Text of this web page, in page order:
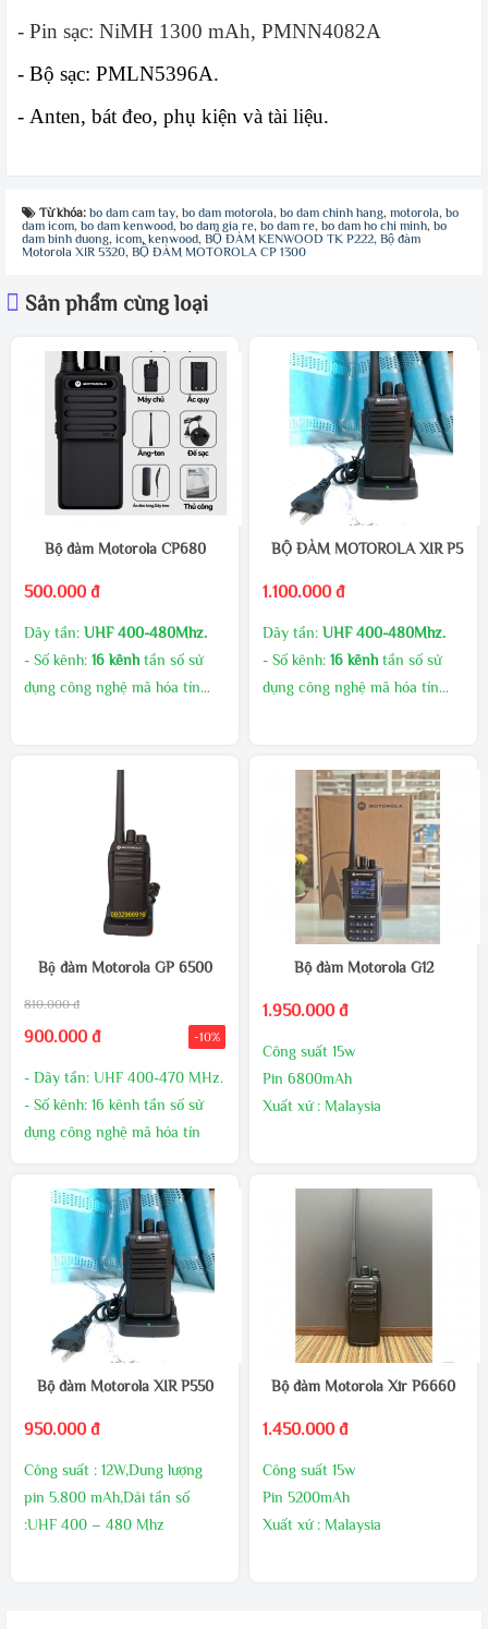
- Pin sạc: NiMH 1300 mAh, PMNN4082A
- Bộ sạc: PMLN5396A.
- Anten, bát đeo, phụ kiện và tài liệu.
Từ khóa: bo dam cam tay, bo dam motorola, bo dam chinh hang, motorola, bo
dam icom, bo dam kenwood, bo dam gia re, bo dam re, bo dam ho chi minh, bo
dam binh duong, icom, kenwood, BỘ ĐÀM KENWOOD TK P222, Bộ đàm
Motorola XIR 5320, BỘ ĐÀM MOTOROLA CP 1300
Sản phẩm cùng loại
Bộ đàm Motorola CP680
500.000 đ
Dãy tần: UHF 400-480Mhz.
- Số kênh: 16 kênh tần số sử
dụng công nghệ mã hóa tín
- Công suất phát cao, âm
MUA SỐ LƯỢNG CHIẾT
GIAO HÀNG MIỄN PHÍ
KHUYẾN MÃI THƯỜNG
LIÊN HÊ TRỰC TIẾP ĐỂ CÓ
BỘ ĐÀM MOTOROLA XIR P550
1.100.000 đ
Dãy tần: UHF 400-480Mhz.
- Số kênh: 16 kênh tần số sử
dụng công nghệ mã hóa tín
- Công suất phát cao, âm
thanh to rõ
MUA SỐ LƯỢNG CHIẾT
KHẤU CAO
GIAO HÀNG MIỄN PHÍ
KHUYẾN MÃI THƯỜNG
XUYÊN
LIÊN HÊ TRỰC TIẾP ĐỂ CÓ
Bộ đàm Motorola GP 6500
810.000 đ
900.000 đ -10%
- Dãy tần: UHF 400-470 MHz.
- Số kênh: 16 kênh tần số sử
dụng công nghệ mã hóa tín
- Công suất phát: 10W (UHF).
- Pin: 5800mAh - 7.4V mang
lại thời gian đàm thoại dài.
- Đèn báo trạng thái tín hiệu
và Pin sạc.
Bộ đàm Motorola G12
1.950.000 đ
Công suất 15w
Pin 6800mAh
Xuất xứ : Malaysia
nhà sản xuất
Bộ đàm Motorola XIR P550
950.000 đ
Công suất : 12W,Dung lượng
pin 5.800 mAh,Dải tần số
:UHF 400 – 480 Mhz
Bộ đàm Motorola Xir P6660
1.450.000 đ
Công suất 15w
Pin 5200mAh
Xuất xứ : Malaysia